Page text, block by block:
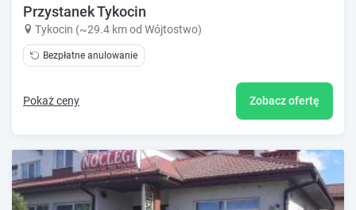
Przystanek Tykocin
Tykocin (~29.4 km od Wójtostwo)
Bezpłatne anulowanie
Pokaż ceny Zobacz ofertę